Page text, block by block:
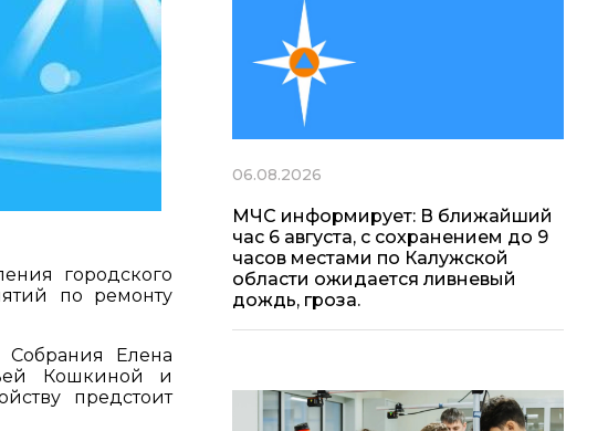
городского
по ремонту
Собрания Елена
Кошкиной и
предстоит
06.08.2026
МЧС информирует: В ближайший
час 6 августа, с сохранением до 9
часов местами по Калужской
области ожидается ливневый
дождь, гроза.